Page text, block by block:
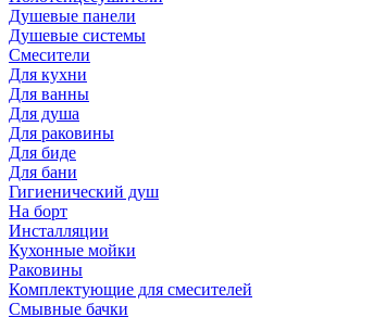
Душевые панели
Душевые системы
Смесители
Для кухни
Для ванны
Для душа
Для раковины
Для биде
Для бани
Гигиенический душ
На борт
Инсталляции
Кухонные мойки
Раковины
Комплектующие для смесителей
Смывные бачки